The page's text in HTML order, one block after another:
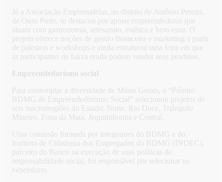
Já a Associação Empreendelas, no distrito de Antônio Pereira,
de Ouro Preto, se destacou por apoiar empreendedoras que
atuam com gastronomia, artesanato, estética e bem-estar. O
projeto oferece noções de gestão financeira e marketing a partir
de palestras e workshops e ainda estruturou uma feira em que
as participantes de baixa renda podem vender seus produtos.
Empreendedorismo social
Para contemplar a diversidade de Minas Gerais, o “Prêmio
BDMG de Empreendedorismo Social” selecionou projetos de
seis macrorregiões do Estado: Norte, Rio Doce, Triângulo
Mineiro, Zona da Mata, Jequitinhonha e Central.
Uma comissão formada por integrantes do BDMG e do
Instituto de Cidadania dos Empregados do BDMG (INDEC),
parceiro do Banco na execução de suas políticas de
responsabilidade social, foi responsável por selecionar os
vencedores.